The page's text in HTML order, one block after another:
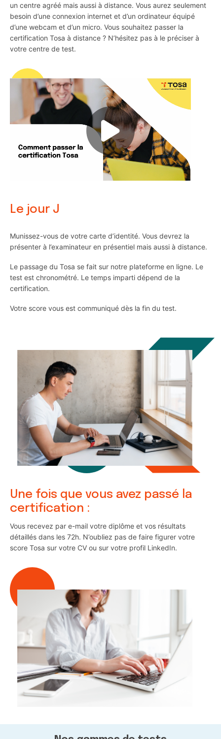
un centre agréé mais aussi à distance. Vous aurez seulement
besoin d’une connexion internet et d’un ordinateur équipé
d’une webcam et d’un micro. Vous souhaitez passer la
certification Tosa à distance ? N’hésitez pas à le préciser à
votre centre de test.
Le jour J
Munissez-vous de votre carte d’identité. Vous devrez la
présenter à l’examinateur en présentiel mais aussi à distance.
Le passage du Tosa se fait sur notre plateforme en ligne. Le
test est chronométré. Le temps imparti dépend de la
certification.
Votre score vous est communiqué dès la fin du test.
Une fois que vous avez passé la
certification :
Vous recevez par e-mail votre diplôme et vos résultats
détaillés dans les 72h. N’oubliez pas de faire figurer votre
score Tosa sur votre CV ou sur votre profil LinkedIn.